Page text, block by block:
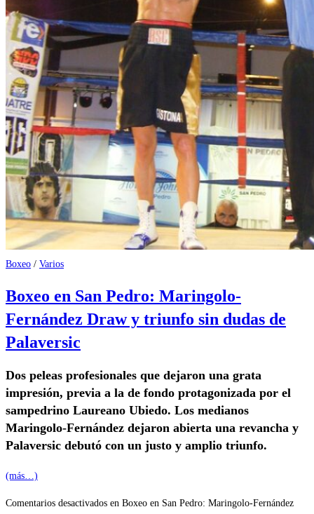
Boxeo / Varios
Boxeo en San Pedro: Maringolo-
Fernández Draw y triunfo sin dudas de
Palaversic
Dos peleas profesionales que dejaron una grata
impresión, previa a la de fondo protagonizada por el
sampedrino Laureano Ubiedo. Los medianos
Maringolo-Fernández dejaron abierta una revancha y
Palaversic debutó con un justo y amplio triunfo.
(más…)
Comentarios desactivados en Boxeo en San Pedro: Maringolo-Fernández